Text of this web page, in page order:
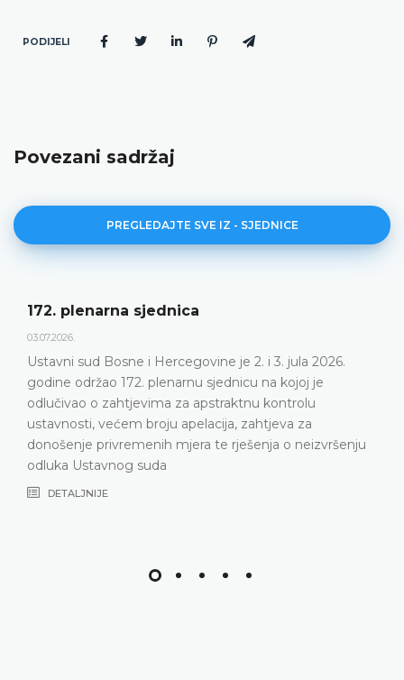
PODIJELI
Povezani sadržaj
PREGLEDAJTE SVE IZ - SJEDNICE
je 2. i 3. jula 2026.
sjednicu na kojoj je
apstraktnu kontrolu
zahtjeva za
te rješenja o neizvršenju
Ustavni sud Bosne i
plenarnu sjednicu 2. i 3.
DETALJNIJE